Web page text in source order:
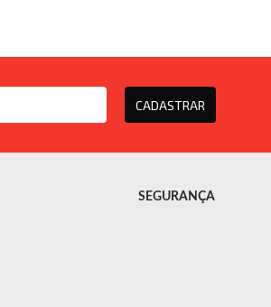
CADASTRAR
SEGURANÇA